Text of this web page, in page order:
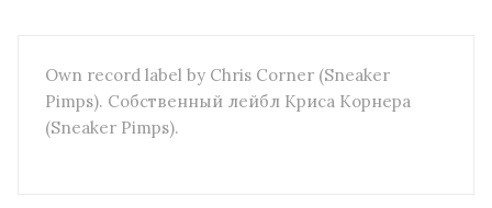
Own record label by Chris Corner (Sneaker
Pimps). Собственный лейбл Криса Корнера
(Sneaker Pimps).